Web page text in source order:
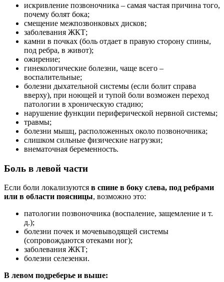
искривление позвоночника – самая частая причина того,
почему болят бока;
смещение межпозвонковых дисков;
заболевания ЖКТ;
камни в почках (боль отдает в правую сторону спины,
под ребра, в живот);
ожирение;
гинекологические болезни, чаще всего –
воспалительные;
болезни дыхательной системы (если болит справа
вверху), при ноющей и тупой боли возможен переход
патологии в хроническую стадию;
нарушение функции периферической нервной системы;
травмы;
болезни мышц, расположенных около позвоночника;
слишком сильные физические нагрузки;
внематочная беременность.
Боль в левой части
Если боли локализуются в спине в боку слева, под ребрами
или в области поясницы, возможно это:
патологии позвоночника (воспаление, защемление и т.
д.);
болезни почек и мочевыводящей системы
(сопровождаются отеками ног);
заболевания ЖКТ;
болезни селезенки.
В левом подреберье и выше: